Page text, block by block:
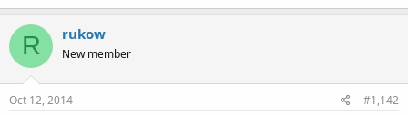
R rukow
New member
Oct 12, 2014 #1,142